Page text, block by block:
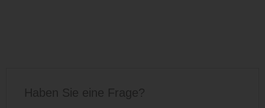
Haben Sie eine Frage?